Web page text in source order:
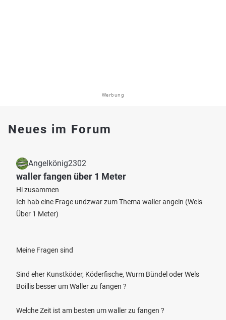
Werbung
Neues im Forum
Angelkönig2302
waller fangen über 1 Meter
Hi zusammen
Ich hab eine Frage undzwar zum Thema waller angeln (Wels
Über 1 Meter)
Meine Fragen sind
Sind eher Kunstköder, Köderfische, Wurm Bündel oder Wels
Boillis besser um Waller zu fangen ?
Welche Zeit ist am besten um waller zu fangen ?